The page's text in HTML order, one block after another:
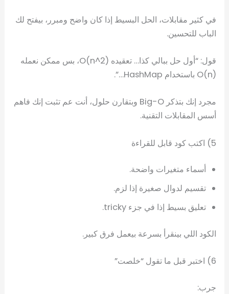
في كثير مقابلات، الحل البسيط إذا كان واضح ومبرر، بيفتح لك
الباب للتحسين.
قول: “أول حل ببالي كذا… تعقيده O(n^2)، بس ممكن نعمله
O(n) باستخدام HashMap…”.
مجرد إنك بتذكر Big-O وبتقارن حلول، أنت عم تثبت إنك فاهم
أسس المقابلات التقنية.
5) اكتب كود قابل للقراءة
أسماء متغيرات واضحة.
تقسيم لدوال صغيرة إذا لزم.
تعليق بسيط إذا في جزء tricky.
الكود اللي بينقرأ بسرعة بيعمل فرق كبير.
6) اختبر قبل ما تقول “خلصت”
جرب: